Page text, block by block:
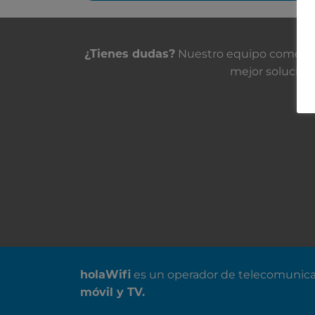
Contacta con
¿Tienes dudas?Nuestro equipo
mejor solución.
holaWifi es un operador de
móvil y TV.